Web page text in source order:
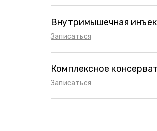
Внутримышечная
Записаться
Комплексное
Записаться